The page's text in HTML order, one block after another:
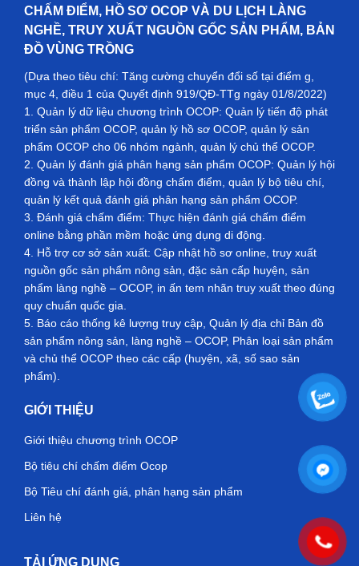
CHẤM ĐIỂM, HỒ SƠ OCOP VÀ DU LỊCH LÀNG
NGHỀ, TRUY XUẤT NGUỒN GỐC SẢN PHẨM, BẢN
ĐỒ VÙNG TRỒNG
(Dựa theo tiêu chí: Tăng cường chuyển đổi số tại điểm g,
mục 4, điều 1 của Quyết định 919/QĐ-TTg ngày 01/8/2022)
1. Quản lý dữ liệu chương trình OCOP: Quản lý tiến độ phát
triển sản phẩm OCOP, quản lý hồ sơ OCOP, quản lý sản
phẩm OCOP cho 06 nhóm ngành, quản lý chủ thể OCOP.
2. Quản lý đánh giá phân hạng sản phẩm OCOP: Quản lý hội
đồng và thành lập hội đồng chấm điểm, quản lý bộ tiêu chí,
quản lý kết quả đánh giá phân hạng sản phẩm OCOP.
3. Đánh giá chấm điểm: Thực hiện đánh giá chấm điểm
online bằng phần mềm hoặc ứng dụng di động.
4. Hỗ trợ cơ sở sản xuất: Cập nhật hồ sơ online, truy xuất
nguồn gốc sản phẩm nông sản, đặc sản cấp huyện, sản
phẩm làng nghề – OCOP, in ấn tem nhãn truy xuất theo đúng
quy chuẩn quốc gia.
5. Báo cáo thống kê lượng truy cập, Quản lý địa chỉ Bản đồ
sản phẩm nông sản, làng nghề – OCOP, Phân loại sản phẩm
và chủ thể OCOP theo các cấp (huyện, xã, số sao sản
phẩm).
GIỚI THIỆU
Giới thiệu chương trình OCOP
Bộ tiêu chí chấm điểm Ocop
Bộ Tiêu chí đánh giá, phân hạng sản phẩm
Liên hệ
TẢI ỨNG DỤNG